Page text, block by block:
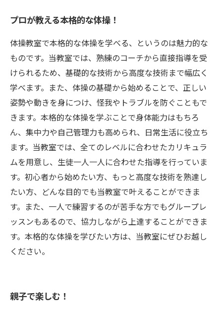
プロが教える本格的な体操！
体操教室で本格的な体操を学べる、というのは魅力的な
ものです。当教室では、熟練のコーチから直接指導を受
けられるため、基礎的な技術から高度な技術まで幅広く
学べます。また、体操の基礎から始めることで、正しい
姿勢や動きを身につけ、怪我やトラブルを防ぐこともで
きます。本格的な体操を学ぶことで身体能力はもちろ
ん、集中力や自己管理力も高められ、日常生活に役立ち
ます。当教室では、全てのレベルに合わせたカリキュラ
ムを用意し、生徒一人一人に合わせた指導を行っていま
す。初心者から始めたい方、もっと高度な技術を熟達し
たい方、どんな目的でも当教室で叶えることができま
す。また、一人で練習するのが苦手な方でもグループレ
ッスンもあるので、協力しながら上達することができま
す。本格的な体操を学びたい方は、当教室にぜひお越し
ください。
親子で楽しむ！